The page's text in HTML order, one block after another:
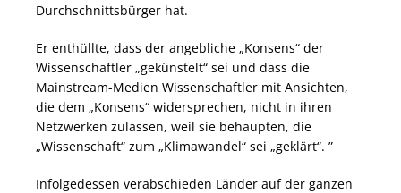
Durchschnittsbürger hat.
Er enthüllte, dass der angebliche „Konsens“ der
Wissenschaftler „gekünstelt“ sei und dass die
Mainstream-Medien Wissenschaftler mit Ansichten,
die dem „Konsens“ widersprechen, nicht in ihren
Netzwerken zulassen, weil sie behaupten, die
„Wissenschaft“ zum „Klimawandel“ sei „geklärt“. ”
Infolgedessen verabschieden Länder auf der ganzen